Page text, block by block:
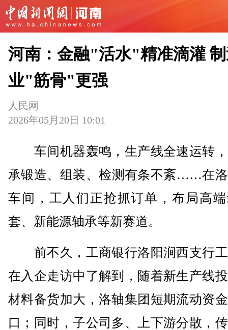
河南：金融"活水"精准滴灌
业"筋骨"更强
人民网
2026年05月20日 10:01
车间机器轰鸣，生产线全速运转
承锻造、组装、检测有条不紊……在
车间，工人们正抢抓订单，布局高
套、新能源轴承等新赛道。
前不久，工商银行洛阳涧西支行
在入企走访中了解到，随着新生产线
材料备货加大，洛轴集团短期流动资
口；同时，子公司多、上下游分散，